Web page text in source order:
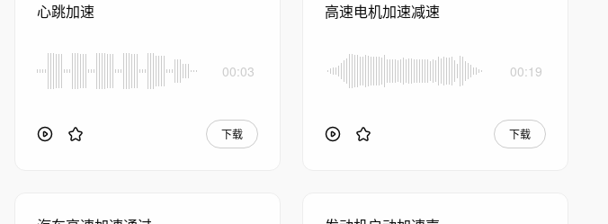
心跳加速
00:03
下载
高速电机加速减速
00:19
下载